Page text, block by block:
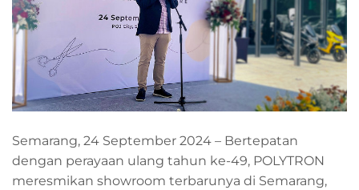
Semarang, 24 September 2024 – Bertepatan
dengan perayaan ulang tahun ke-49, POLYTRON
meresmikan showroom terbarunya di Semarang,